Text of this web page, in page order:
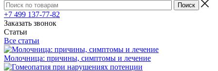
+7 499 137-77-82
Заказать звонок
Статьи
Все статьи
Молочница: причины, симптомы и лечение